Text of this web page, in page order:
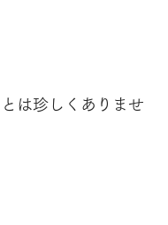
は珍しくありませ